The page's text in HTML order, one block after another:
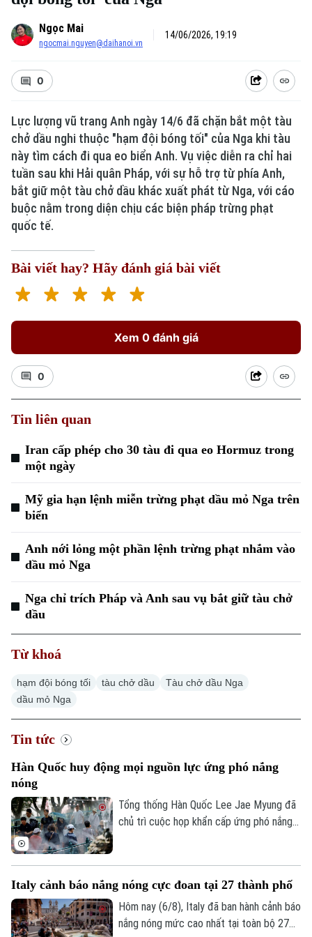
Xu hướng
Ngọc Mai
ngocmai.nguyen@daihanoi.vn
14/06/2026, 19:19
0
Lực lượng vũ trang Anh ngày 14/6 đã chặn bắt một tàu
chở dầu nghi thuộc "hạm đội bóng tối" của Nga khi tàu
này tìm cách đi qua eo biển Anh. Vụ việc diễn ra chỉ hai
tuần sau khi Hải quân Pháp, với sự hỗ trợ từ phía Anh,
bắt giữ một tàu chở dầu khác xuất phát từ Nga, với cáo
buộc nằm trong diện chịu các biện pháp trừng phạt
quốc tế.
Bài viết hay? Hãy đánh giá bài viết
Xem 0 đánh giá
0
Tin liên quan
Iran cấp phép cho 30 tàu đi qua eo Hormuz trong
một ngày
Mỹ gia hạn lệnh miễn trừng phạt dầu mỏ Nga trên
biển
Anh nới lỏng một phần lệnh trừng phạt nhắm vào
dầu mỏ Nga
Nga chỉ trích Pháp và Anh sau vụ bắt giữ tàu chở
dầu
Từ khoá
hạm đội bóng tối tàu chở dầu
Tàu chở dầu Nga
dầu mỏ Nga
Tin tức
Hàn Quốc huy động mọi nguồn lực ứng phó nắng
nóng
Tổng thống Hàn Quốc Lee Jae Myung đã
chủ trì cuộc họp khẩn cấp ứng phó nắng
báo đạt đỉnh tại thủ đô Seoul trong ngày
6/8, với nhiệt độ có thể lên tới 39 độ C.
Thời tiết cực đoan này đến nay đã khiến
Italy cảnh báo nắng nóng cực đoan tại 27 thành phố
Hôm nay (6/8), Italy đã ban hành cảnh báo
nắng nóng mức cao nhất tại toàn bộ 27